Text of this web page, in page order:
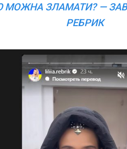
МОЖНА ЗЛАМАТИ? —
РЕБРИК